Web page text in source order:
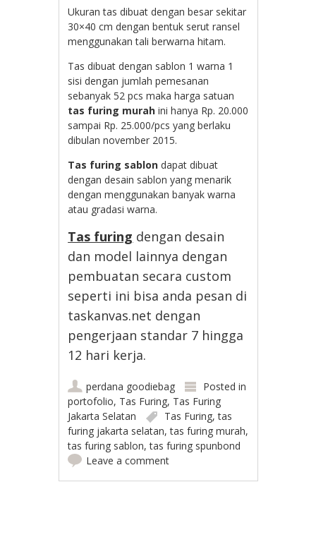
Ukuran tas dibuat dengan besar sekitar
30×40 cm dengan bentuk serut ransel
menggunakan tali berwarna hitam.
Tas dibuat dengan sablon 1 warna 1
sisi dengan jumlah pemesanan
sebanyak 52 pcs maka harga satuan
tas furing murah ini hanya Rp. 20.000
sampai Rp. 25.000/pcs yang berlaku
dibulan november 2015.
Tas furing sablon dapat dibuat
dengan desain sablon yang menarik
dengan menggunakan banyak warna
atau gradasi warna.
Tas furing dengan desain
dan model lainnya dengan
pembuatan secara custom
seperti ini bisa anda pesan di
taskanvas.net dengan
pengerjaan standar 7 hingga
12 hari kerja.
perdana goodiebag
Posted in
portofolio, Tas Furing, Tas Furing
Jakarta Selatan
Tas Furing,tas
furing jakarta selatan,tas furing murah,
tas furing sablon,tas furing spunbond
Leave a comment